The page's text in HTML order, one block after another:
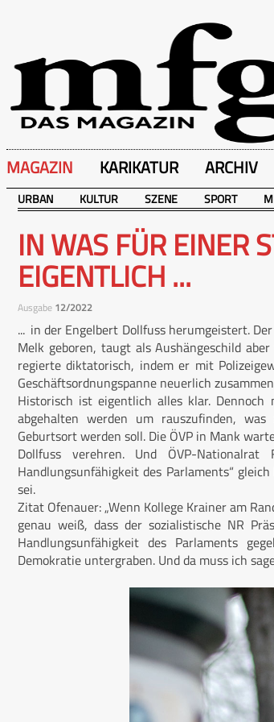
MAGAZIN KARIKATUR ARCHIV
URBAN KULTUR SZENE SPORT
IN WAS FÜR EINER
EIGENTLICH ...
Ausgabe 12/2022
... in der Engelbert Dollfuss herumgeistert.
Melk geboren, taugt als Aushängeschild
regierte diktatorisch, indem er mit
Geschäftsordnungspanne neuerlich
Historisch ist eigentlich alles klar. Dennoch
abgehalten werden um rauszufinden,
Geburtsort werden soll. Die ÖVP in Mank
Dollfuss verehren. Und ÖVP-
Handlungsunfähigkeit des Parlaments“
sei.
Zitat Ofenauer: „Wenn Kollege Krainer am
genau weiß, dass der sozialistische NR
Handlungsunfähigkeit des Parlaments
Demokratie untergraben. Und da muss ich